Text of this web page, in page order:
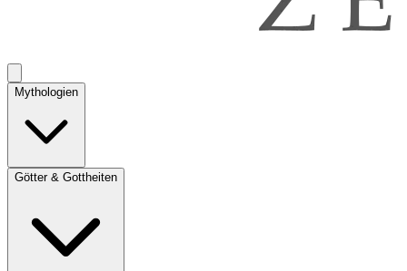
Mythologien
Götter & Gottheiten